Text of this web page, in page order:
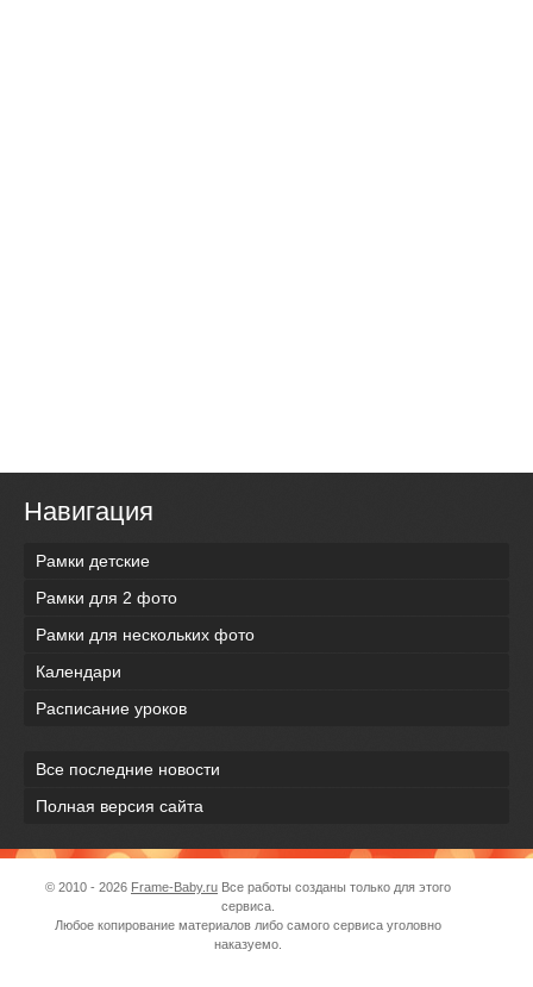
Навигация
Рамки детские
Рамки для 2 фото
Рамки для нескольких фото
Календари
Расписание уроков
Все последние новости
Полная версия сайта
© 2010 - 2026 Frame-Baby.ru Все работы созданы только для этого
сервиса.
Любое копирование материалов либо самого сервиса уголовно
наказуемо.